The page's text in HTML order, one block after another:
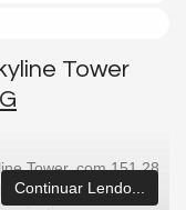
Tower
Tower, com 151,28
lavabo, living
Continuar Lendo...